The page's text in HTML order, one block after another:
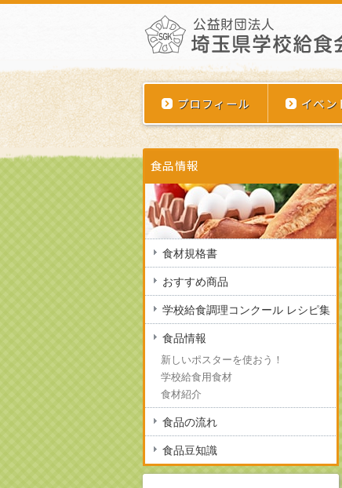
プロフィール イベン
食品情報
食材規格書
おすすめ商品
学校給食調理コンクール レシピ集
食品情報
新しいポスターを使おう！
学校給食用食材
食材紹介
食品の流れ
食品豆知識